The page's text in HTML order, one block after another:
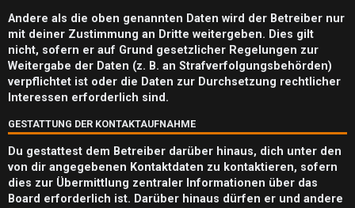
S
u
c
h
e
F
Andere als die oben genannten Daten wird der Betreiber nur
mit deiner Zustimmung an Dritte weitergeben. Dies gilt
nicht, sofern er auf Grund gesetzlicher Regelungen zur
Weitergabe der Daten (z. B. an Strafverfolgungsbehörden)
verpflichtet ist oder die Daten zur Durchsetzung rechtlicher
Interessen erforderlich sind.
GESTATTUNG DER KONTAKTAUFNAHME
Du gestattest dem Betreiber darüber hinaus, dich unter den
von dir angegebenen Kontaktdaten zu kontaktieren, sofern
dies zur Übermittlung zentraler Informationen über das
Board erforderlich ist. Darüber hinaus dürfen er und andere